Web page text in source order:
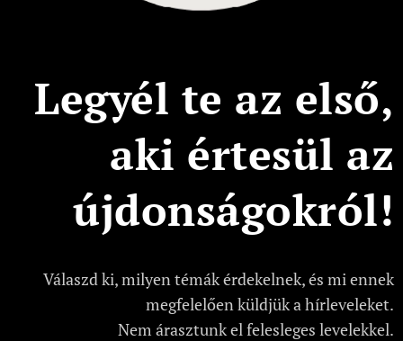
Legyél te az első,
aki értesül az
újdonságokról!
Válaszd ki, milyen témák érdekelnek, és mi ennek
megfelelően küldjük a hírleveleket.
Nem árasztunk el felesleges levelekkel.